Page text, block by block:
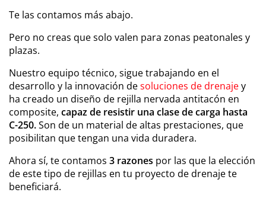
Te las contamos más abajo.
Pero no creas que solo valen para zonas peatonales y
plazas.
Nuestro equipo técnico, sigue trabajando en el
desarrollo y la innovación desoluciones de drenajey
ha creado un diseño de rejilla nervada antitacón en
composite, capaz de resistir una clase de carga hasta
C-250.Son de un material de altas prestaciones, que
posibilitan que tengan una vida duradera.
Ahora sí, te contamos 3 razones por las que la elección
de este tipo de rejillas en tu proyecto de drenaje te
beneficiará.